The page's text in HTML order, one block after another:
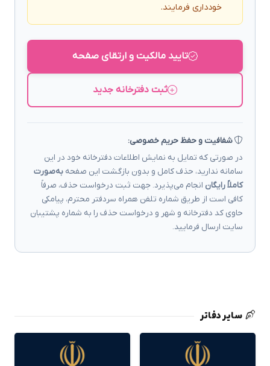
خودداری فرمایند.
تایید مالکیت و ارتقای صفحه
ثبت دفترخانه جدید
شفافیت و حفظ حریم خصوصی:
در صورتی که تمایل به نمایش اطلاعات دفترخانه خود در این
سامانه ندارید، حذف کامل و بدون بازگشت این صفحه به‌صورت
کاملاً رایگان انجام می‌پذیرد. جهت ثبت درخواست حذف، صرفاً
کافی است از طریق شماره تلفن همراه سردفتر محترم، پیامکی
حاوی کد دفترخانه و شهر و درخواست حذف را به شماره پشتیبان
سایت ارسال فرمایید.
سایر دفاتر